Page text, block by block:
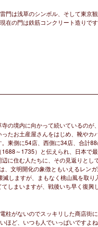
雷門は浅草のシンボル、そして東京
現在の門は鉄筋コンクリート造りです
の境内に向かって続いているのが
たお土産屋さんをはじめ、靴やカ
東側に54店、西側に34店、合計88
～1735）と伝えられ、日本で
に住む人たちに、その見返りと
、文明開化の象徴ともいえるレン
しますが、まもなく桃山風を取
しまいますが、戦後いち早く復興
電柱がないのでスッキリした商店街
いほど、いつも人でいっぱいですよね